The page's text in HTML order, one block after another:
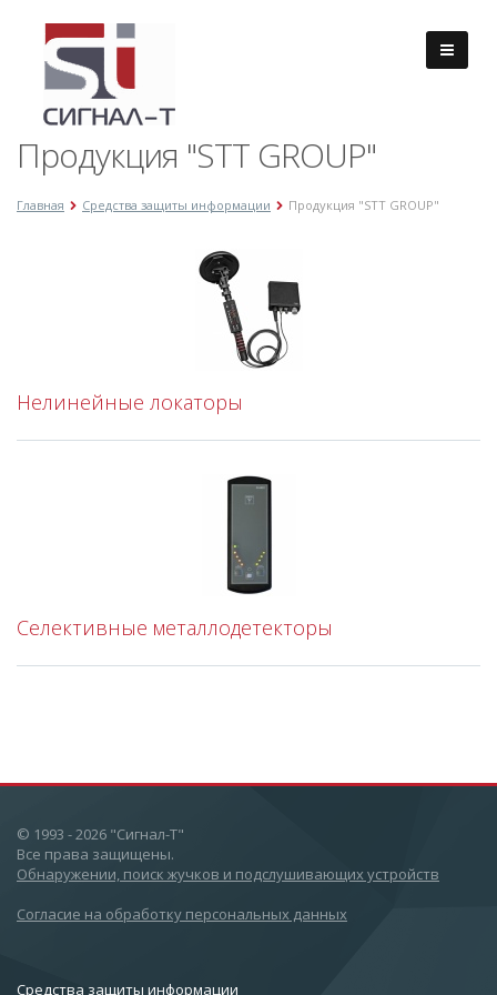
Продукция "STT GROUP"
Главная Средства защиты информации Продукция "STT GROUP"
Нелинейные локаторы
Селективные металлодетекторы
© 1993 - 2026 "Сигнал-Т"
Все права защищены.
Обнаружении, поиск жучков и подслушивающих устройств
Согласие на обработку персональных данных
Cредства защиты информации